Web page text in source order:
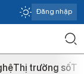
Đăng nhập
Thị trường số